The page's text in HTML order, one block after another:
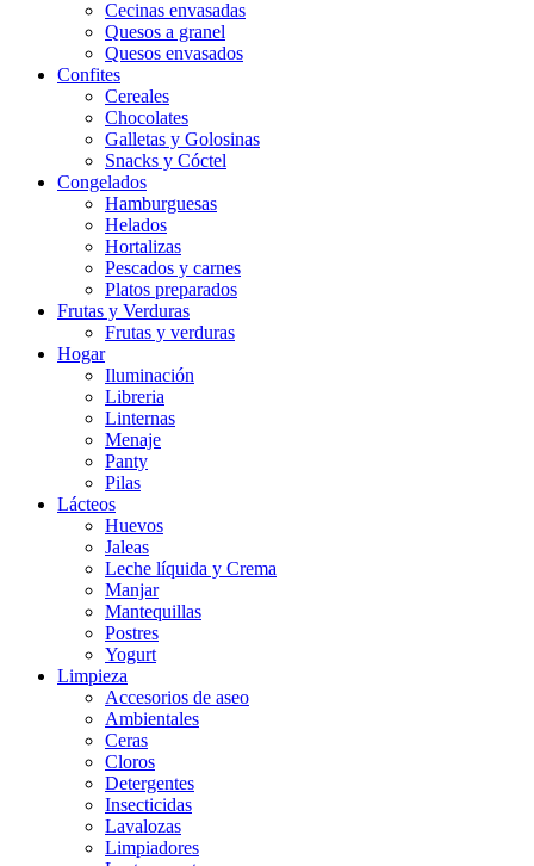
Cecinas envasadas
Quesos a granel
Quesos envasados
Confites
Cereales
Chocolates
Galletas y Golosinas
Snacks y Cóctel
Congelados
Hamburguesas
Helados
Hortalizas
Pescados y carnes
Platos preparados
Frutas y Verduras
Frutas y verduras
Hogar
Iluminación
Libreria
Linternas
Menaje
Panty
Pilas
Lácteos
Huevos
Jaleas
Leche líquida y Crema
Manjar
Mantequillas
Postres
Yogurt
Limpieza
Accesorios de aseo
Ambientales
Ceras
Cloros
Detergentes
Insecticidas
Lavalozas
Limpiadores